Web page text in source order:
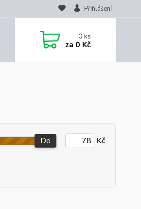
Přihlášení
0ks
za 0 Kč
Do Kč